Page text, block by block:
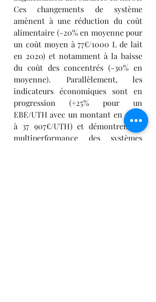
Ces changements de système
amènent à une réduction du coût
alimentaire (-20% en moyenne pour
un coût moyen à 77€/1000 L de lait
en 2020) et notamment à la baisse
du coût des concentrés (-30% en
moyenne). Parallèlement, les
indicateurs économiques sont en
progression (+25% pour un
EBE/UTH avec un montant en 2020
à 37 907€/UTH) et démontrent la
multiperformance des systèmes